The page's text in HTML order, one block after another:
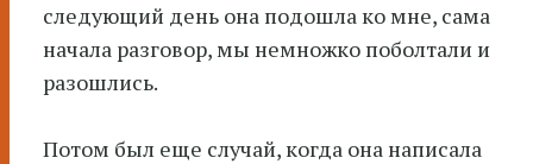
следующий день она подошла ко мне, сама
начала разговор, мы немножко поболтали и
разошлись.
Потом был еще случай, когда она написала